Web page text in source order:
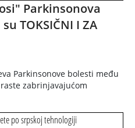
Parkinsonova
TOKSIČNI I ZA
Parkinsonove bolesti među
zabrinjavajućom